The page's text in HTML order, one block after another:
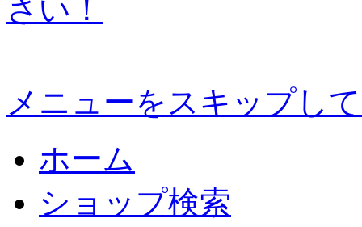
メニューをスキップし
ホーム
ショップ検索